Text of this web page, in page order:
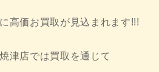
高価お買取が見込まれます!!!
津店では買取を通じて